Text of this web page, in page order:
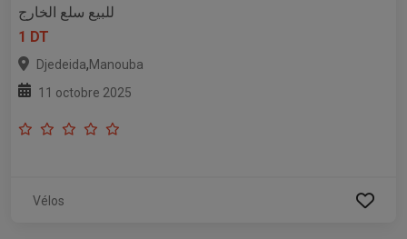
للبيع سلع الخارج
1 DT
Djedeida,Manouba
11 octobre 2025
Vélos